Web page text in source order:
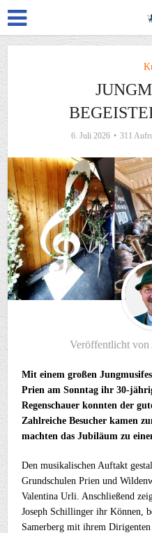
6. Juli 2026 311
Veröffentlicht von
Mit einem großen
Prien am Sonntag ihr 30-
Regenschauer konnten der
Zahlreiche Besucher kamen
machten das Jubiläum zu
Den musikalischen Auftakt
Grundschulen Prien und
Valentina Urli. Anschließend
Joseph Schillinger ihr Können,
Samerberg mit ihrem